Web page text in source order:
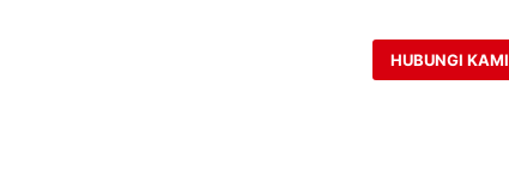
HUBUNGI KAMI